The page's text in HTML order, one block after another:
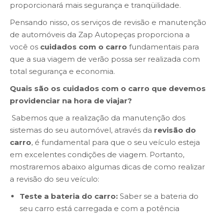
proporcionará mais segurança e tranqüilidade.
Pensando nisso, os serviços de revisão e manutenção
de automóveis da Zap Autopeças proporciona a
você os cuidados com o carro fundamentais para
que a sua viagem de verão possa ser realizada com
total segurança e economia.
Quais são os cuidados com o carro que devemos
providenciar na hora de viajar?
Sabemos que a realização da manutenção dos
sistemas do seu automóvel, através da revisão do
carro, é fundamental para que o seu veículo esteja
em excelentes condições de viagem. Portanto,
mostraremos abaixo algumas dicas de como realizar
a revisão do seu veículo:
Teste a bateria do carro: Saber se a bateria do
seu carro está carregada e com a potência